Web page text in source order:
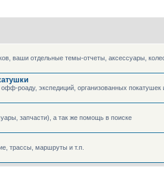
ваши отдельные темы-отчеты, аксессуары,
роаду, экспедиций, организованных покатушек
запчасти), а так же помощь в поиске
трассы, маршруты и т.п.